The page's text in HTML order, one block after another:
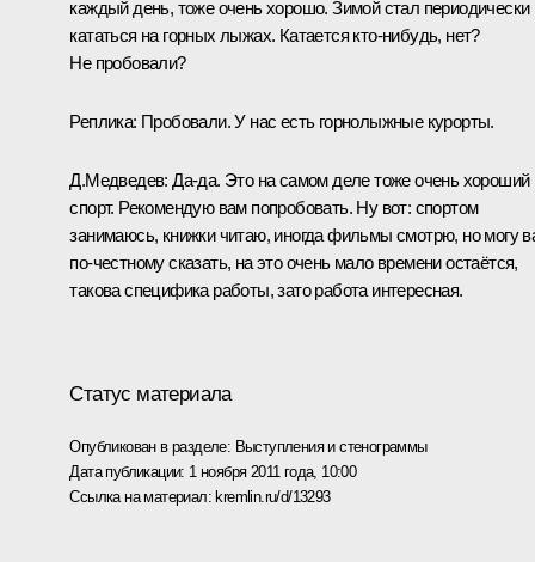
каждый день, тоже очень хорошо. Зимой стал периодически
кататься на горных лыжах. Катается кто‑нибудь, нет?
Не пробовали?
Реплика: Пробовали. У нас есть горнолыжные курорты.
Д.Медведев: Да-да. Это на самом деле тоже очень хороший
спорт. Рекомендую вам попробовать. Ну вот: спортом
занимаюсь, книжки читаю, иногда фильмы смотрю, но могу
по‑честному сказать, на это очень мало времени остаётся,
такова специфика работы, зато работа интересная.
Статус материала
Опубликован в разделе: Выступления и стенограммы
Дата публикации: 1 ноября 2011 года, 10:00
Ссылка на материал: kremlin.ru/d/13293